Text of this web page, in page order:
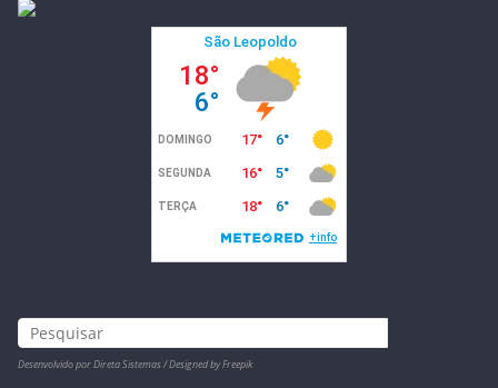
Desenvolvido por Direta Sistemas /Designed by Freepik